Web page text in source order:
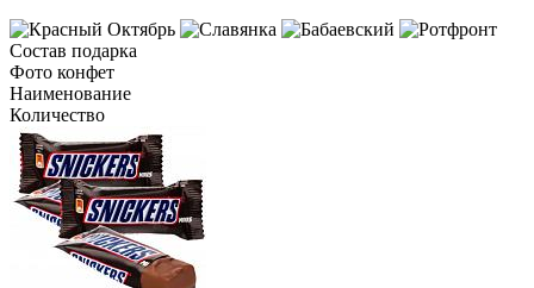
Состав подарка
Фото конфет
Наименование
Количество